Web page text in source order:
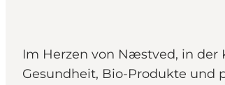
Im Herzen von Næstved, in der
Gesundheit, Bio-Produkte und